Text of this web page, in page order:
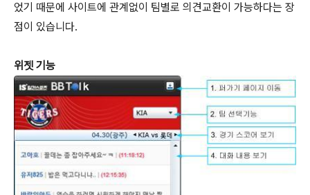
었기 때문에 사이트에 관계없이 팀별로 의견교환이 가능하다는 장
점이 있습니다.
위젯 기능